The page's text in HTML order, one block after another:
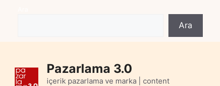
Ara
Pazarlama 3.0
içerik pazarlama ve marka | content